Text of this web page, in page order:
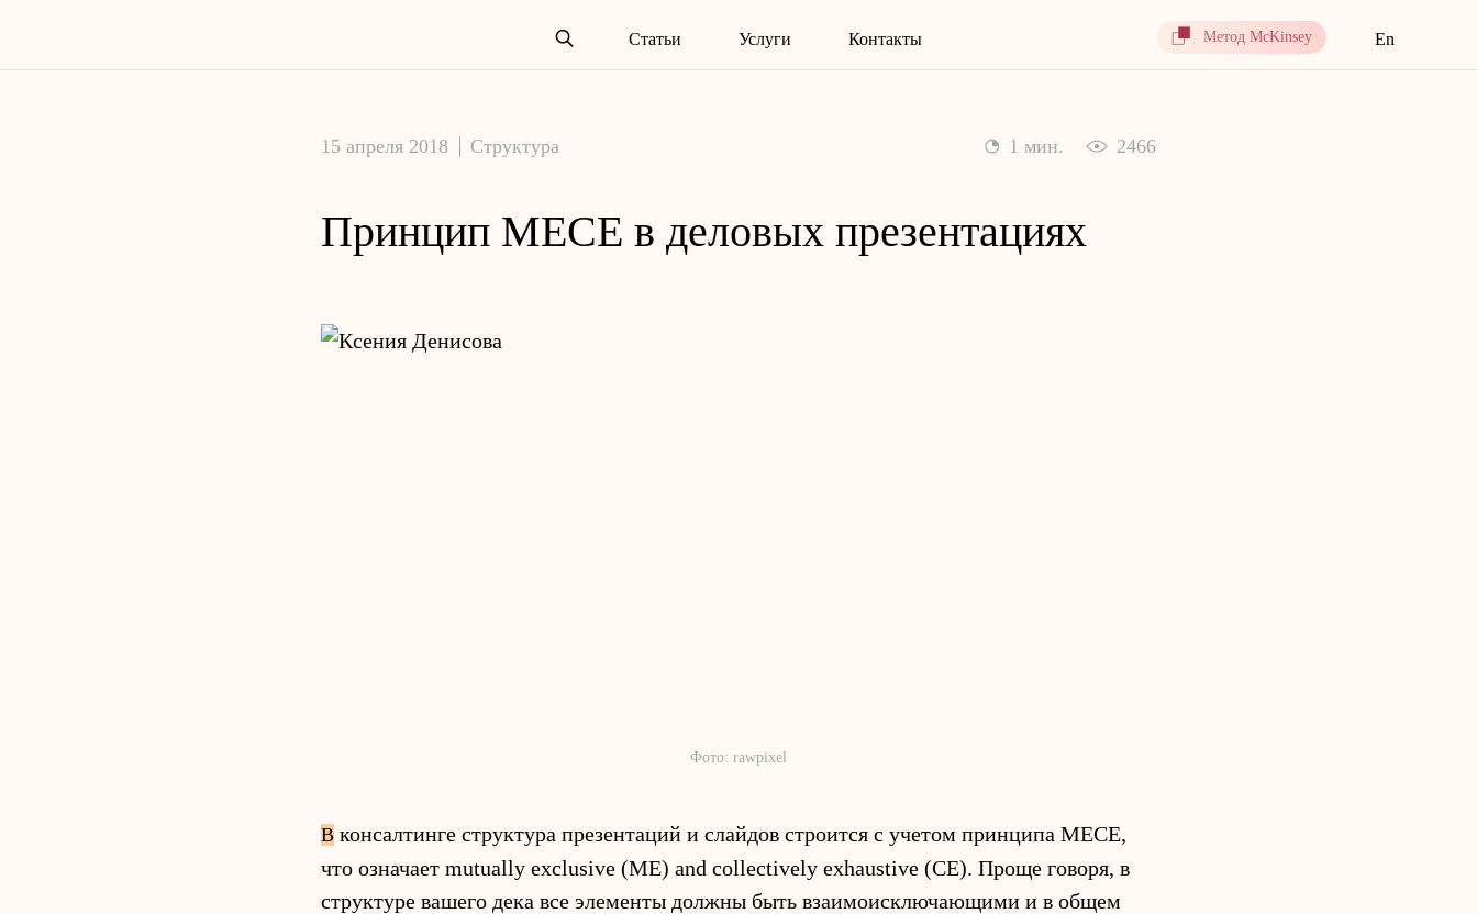
Статьи Услуги Контакты Метод McKinsey En
15 апреля 2018 Структура 1 мин. 2466
Принцип MECE в деловых презентациях
Фото: rawpixel
В консалтинге структура презентаций и слайдов строится с учетом принципа MECE,
что означает mutually exclusive (ME) and collectively exhaustive (CE). Проще говоря, в
структуре вашего дека все элементы должны быть взаимоисключающими и в общем